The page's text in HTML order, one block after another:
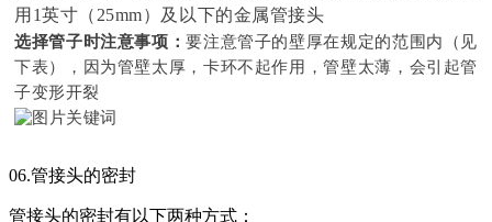
用1英寸（25mm）及以下的金属管接头
选择管子时注意事项：要注意管子的壁厚在规定的范围内（见
下表），因为管壁太厚，卡环不起作用，管壁太薄，会引起管
子变形开裂
06.管接头的密封
管接头的密封有以下两种方式：